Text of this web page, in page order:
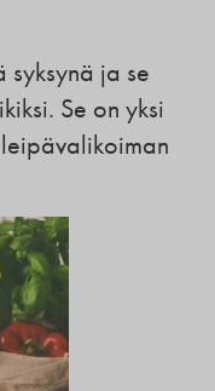
ja se
Se on yksi